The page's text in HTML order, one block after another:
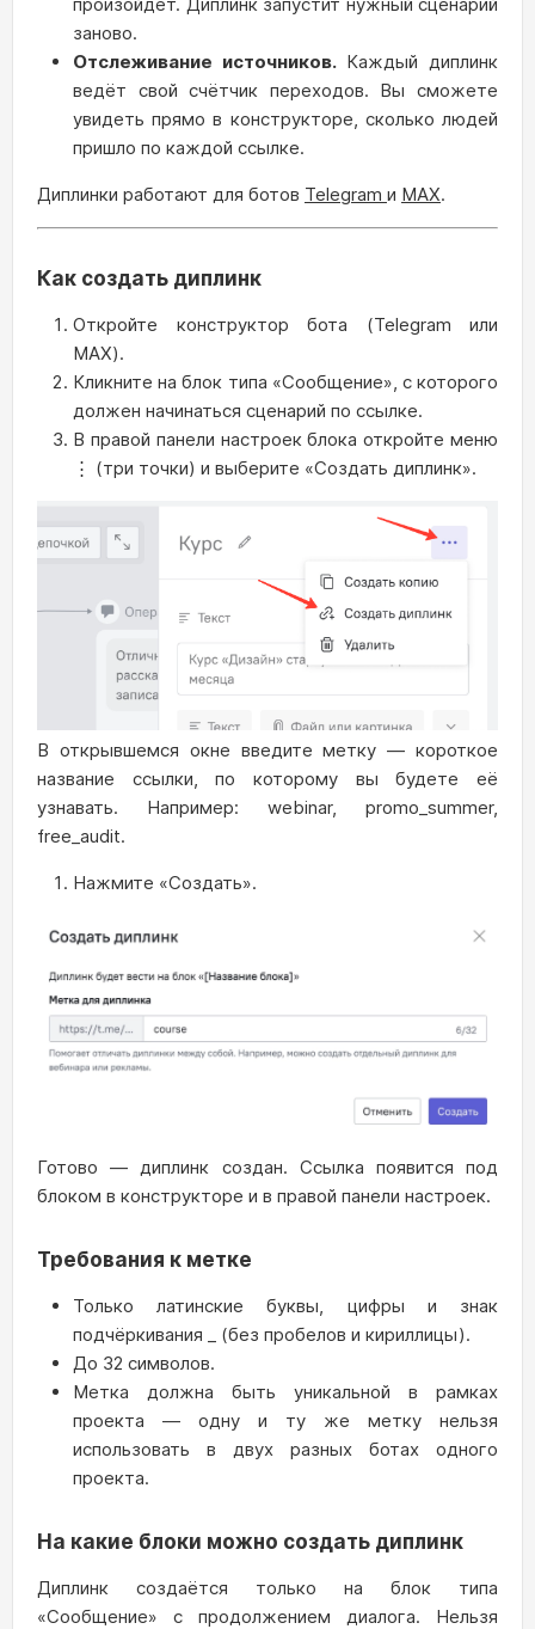
заново.
Отслеживание источников.Каждый диплинк
ведёт свой счётчик переходов. Вы сможете
увидеть прямо в конструкторе, сколько людей
пришло по каждой ссылке.
Диплинки работают для ботов Telegram и MAX.
Как создать диплинк
Откройте конструктор бота (Telegram или
MAX).
Кликните на блок типа «Сообщение», с которого
должен начинаться сценарий по ссылке.
В правой панели настроек блока откройте меню
⋮ (три точки) и выберите «Создать диплинк».
В открывшемся окне введите метку — короткое
название ссылки, по которому вы будете её
узнавать. Например: webinar, promo_summer,
free_audit.
Нажмите «Создать».
Готово — диплинк создан. Ссылка появится под
блоком в конструкторе и в правой панели настроек.
Требования к метке
Только латинские буквы, цифры и знак
подчёркивания _ (без пробелов и кириллицы).
До 32 символов.
Метка должна быть уникальной в рамках
проекта — одну и ту же метку нельзя
использовать в двух разных ботах одного
проекта.
На какие блоки можно создать диплинк
Диплинк создаётся только на блок типа
«Сообщение» с продолжением диалога. Нельзя